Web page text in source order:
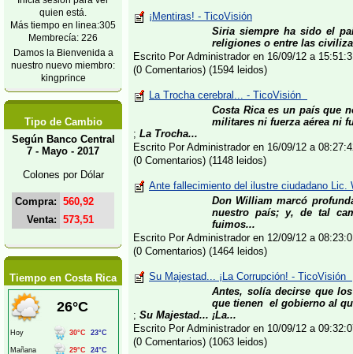
quien está.
Más tiempo en linea:305
Membrecía: 226
Damos la Bienvenida a
nuestro nuevo miembro:
kingprince
Tipo de Cambio
Según Banco Central
7 - Mayo - 2017
Colones por Dólar
Compra: 560,92
Venta: 573,51
Tiempo en Costa Rica
¡Mentiras! - TicoVisión
Siria siempre ha sido el
religiones o entre las
Escrito Por Administrador en 16/09/12 a
(0 Comentarios) (1594 leidos)
La Trocha cerebral... - TicoVisión
Costa Rica es un país que
militares ni fuerza aérea ni
; La Trocha...
Escrito Por Administrador en 16/09/12 a
(0 Comentarios) (1148 leidos)
Ante fallecimiento del ilustre ciudadano
Don William marcó
nuestro país; y, de tal
fuimos...
Escrito Por Administrador en 12/09/12 a
(0 Comentarios) (1464 leidos)
Su Majestad... ¡La Corrupción! - TicoVisión
Antes, solía decirse que
que tienen el gobierno al
; Su Majestad... ¡La...
Escrito Por Administrador en 10/09/12 a
(0 Comentarios) (1063 leidos)